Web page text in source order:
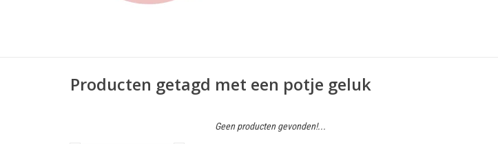
Producten getagd met een potje geluk
Geen producten gevonden!...